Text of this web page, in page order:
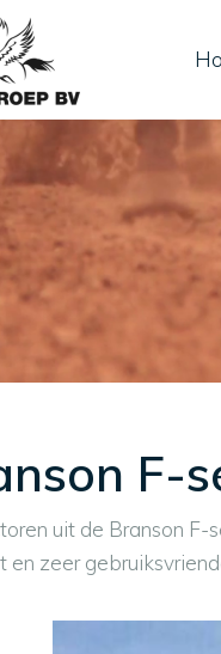
F-
uit de Branson
en zeer